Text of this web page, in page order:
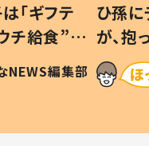
「ギフテ
チ給食”を
#令和の親
NEWS編集部
ひ孫
が、
「涙が
い」